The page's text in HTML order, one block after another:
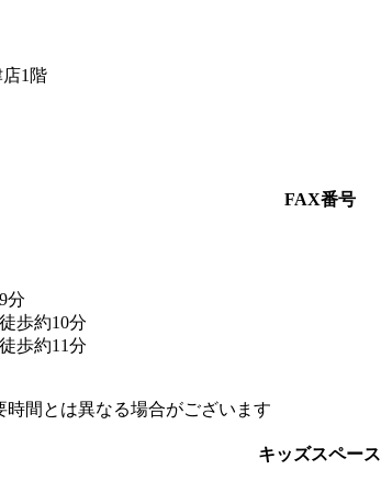
1階
FAX番号
分
歩約10分
歩約11分
間とは異なる場合がございます
キッズスペース